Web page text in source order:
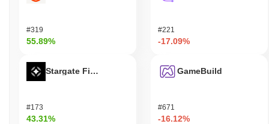
#319
55.89%
Stargate Finance
#173
43.31%
#221
-17.09%
GameBuild
#671
-16.12%